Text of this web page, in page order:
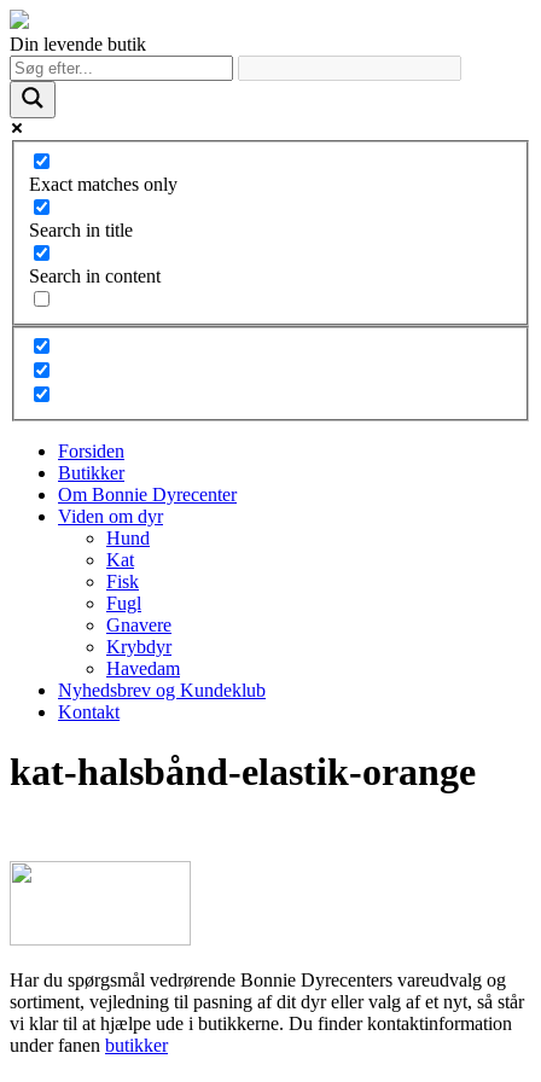
Din levende butik
Exact matches only
Search in title
Search in content
Forsiden
Butikker
Om Bonnie Dyrecenter
Viden om dyr
Hund
Kat
Fisk
Fugl
Gnavere
Krybdyr
Havedam
Nyhedsbrev og Kundeklub
Kontakt
kat-halsbånd-elastik-orange
Har du spørgsmål vedrørende Bonnie Dyrecenters vareudvalg og
sortiment, vejledning til pasning af dit dyr eller valg af et nyt, så står
vi klar til at hjælpe ude i butikkerne. Du finder kontaktinformation
under fanen butikker